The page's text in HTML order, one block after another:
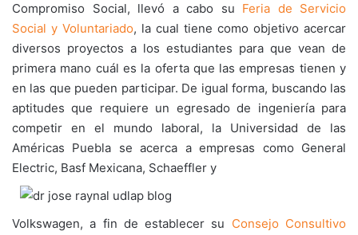
Compromiso Social, llevó a cabo su Feria de Servicio
Social y Voluntariado, la cual tiene como objetivo acercar
diversos proyectos a los estudiantes para que vean de
primera mano cuál es la oferta que las empresas tienen y
en las que pueden participar. De igual forma, buscando las
aptitudes que requiere un egresado de ingeniería para
competir en el mundo laboral, la Universidad de las
Américas Puebla se acerca a empresas como General
Electric, Basf Mexicana, Schaeffler y
Volkswagen, a fin de establecer su Consejo Consultivo